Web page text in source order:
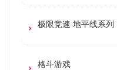
极限竞速 地平线系列
格斗游戏